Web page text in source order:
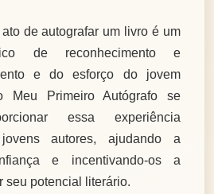
de autografar um livro é um
de reconhecimento e
e do esforço do jovem
Meu Primeiro Autógrafo se
essa experiência
autores, ajudando a
e incentivando-os a
seu potencial literário.